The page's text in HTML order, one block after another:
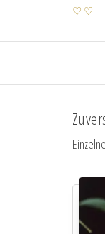
♡ ♡